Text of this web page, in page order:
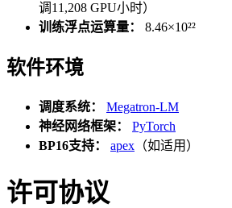
调11,208 GPU小时）
训练浮点运算量：
8.46×10²²
软件环境
调度系统：
Megatron-LM
神经网络框架：
PyTorch
BP16支持：
apex （如适用）
许可协议